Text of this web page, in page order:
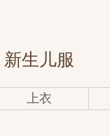
新生儿服
上衣